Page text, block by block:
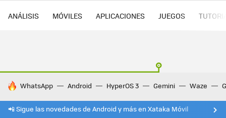
ANÁLISIS MÓVILES APLICACIONES JUEGOS
HOY SE HABLA DE
WhatsApp Android HyperOS 3 Gemini Waze
📲 Sigue las novedades de Android y más en Xataka Móvil